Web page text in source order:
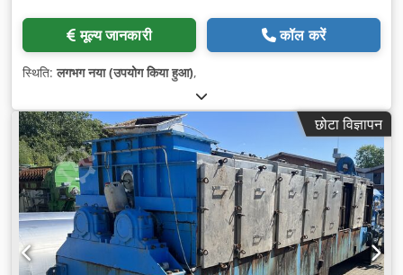
मूल्य जानकारी कॉल करें
स्थिति:लगभग नया (उपयोग किया हुआ),
छोटा विज्ञापन